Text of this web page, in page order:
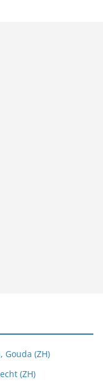
Gouda (ZH)
(ZH)